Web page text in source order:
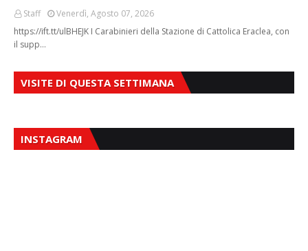
Staff
Venerdì, Agosto 07, 2026
https://ift.tt/ulBHEJK I Carabinieri della Stazione di Cattolica Eraclea, con
il supp…
VISITE DI QUESTA SETTIMANA
INSTAGRAM